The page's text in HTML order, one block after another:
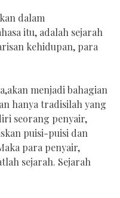
dalam
itu, adalah sejarah
kehidupan, para
menjadi bahagian
hanya tradisilah yang
seorang penyair,
puisi-puisi dan
para penyair,
sejarah. Sejarah